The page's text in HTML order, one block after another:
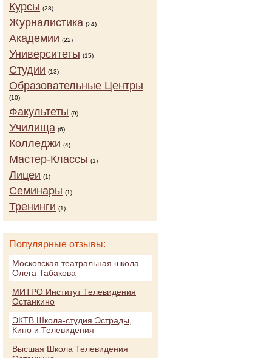
Курсы (28)
Журналистика (24)
Академии (22)
Университеты (15)
Студии (13)
Образовательные Центры
(10)
Факультеты (9)
Училища (6)
Колледжи (4)
Мастер-Классы (1)
Лицеи (1)
Семинары (1)
Тренинги (1)
Популярные отзывы:
Московская театральная школа
Олега Табакова
МИТРО Институт Телевидения
Останкино
ЭКТВ Школа-студия Эстрады,
Кино и Телевидения
Высшая Школа Телевидения